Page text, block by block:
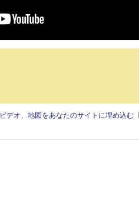
ビデオ、地図をあなたのサイトに埋め込む